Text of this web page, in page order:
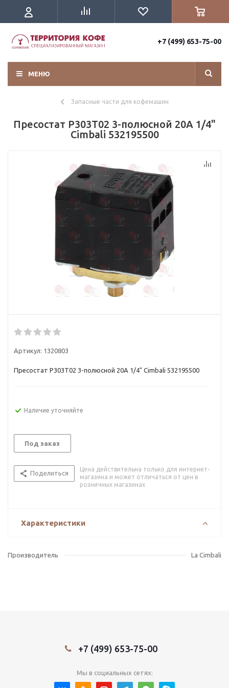
+7 (499) 653-75-00
МЕНЮ
Запасные части для кофемашин
Пресостат P303T02 3-полюсной 20А 1/4"
Cimbali 532195500
Артикул: 1320803
Пресостат P303T02 3-полюсной 20А 1/4" Cimbali 532195500
Наличие уточняйте
Под заказ
Поделиться
Цена действительна только для интернет-
магазина и может отличаться от цен в
розничных магазинах
Характеристики
Производитель La Cimbali
+7 (499) 653-75-00
Мы в социальных сетях: